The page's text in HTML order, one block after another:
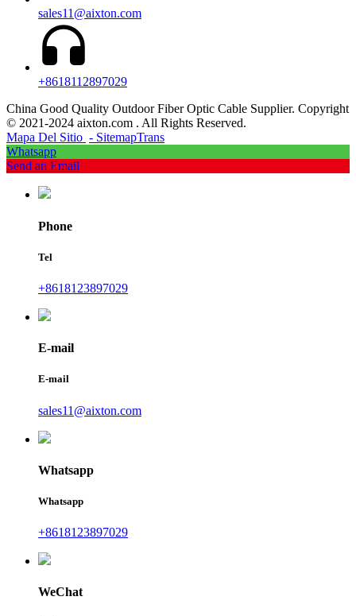
sales11@aixton.com
+8618112897029
China Good Quality Outdoor Fiber Optic Cable Supplier. Copyright
© 2021-2024 aixton.com . All Rights Reserved.
Mapa Del Sitio - SitemapTrans
Whatsapp
Send an Email
Phone
Tel
+8618123897029
E-mail
E-mail
sales11@aixton.com
Whatsapp
Whatsapp
+8618123897029
WeChat